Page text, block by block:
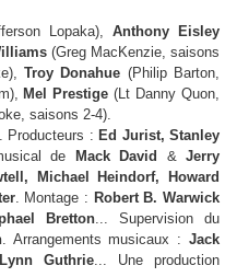
Lopaka),Anthony Eisley
(Greg MacKenzie, saisons
Troy Donahue (Philip Barton,
Mel Prestige (Lt Danny Quon,
saisons 2-4).
Producteurs : Ed Jurist, Stanley
de Mack David &Jerry
Michael Heindorf, Howard
. Montage : Robert B. Warwick
Bretton... Supervision du
. Arrangements musicaux :Jack
Lynn Guthrie... Une production